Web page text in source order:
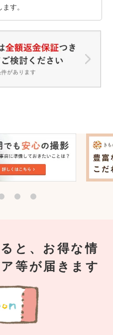
す。
と、お得な情
等が届きます